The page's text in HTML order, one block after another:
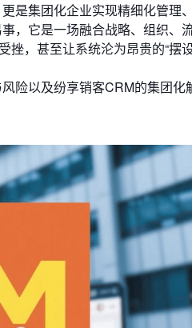
是集团化企业实现精细化管理
，它是一场融合战略、组织、
，甚至让系统沦为昂贵的“摆设
险以及纷享销客CRM的集团化